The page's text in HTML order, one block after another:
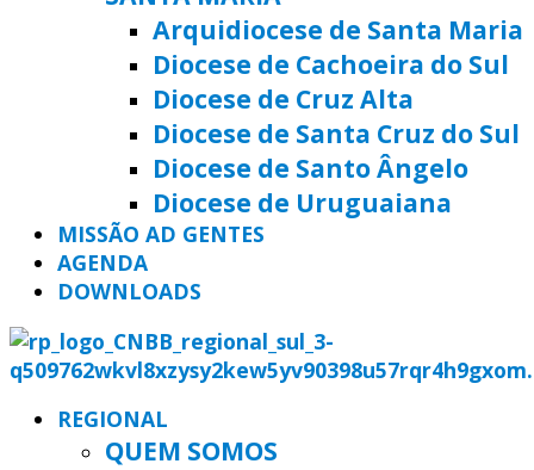
Arquidiocese de Santa Maria
Diocese de Cachoeira do Sul
Diocese de Cruz Alta
Diocese de Santa Cruz do Sul
Diocese de Santo Ângelo
Diocese de Uruguaiana
MISSÃO AD GENTES
AGENDA
DOWNLOADS
REGIONAL
QUEM SOMOS